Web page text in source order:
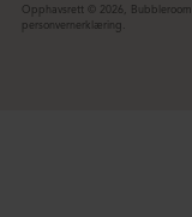
Opphavsrett © 2026, Bubbleroom
personvernerklæring.